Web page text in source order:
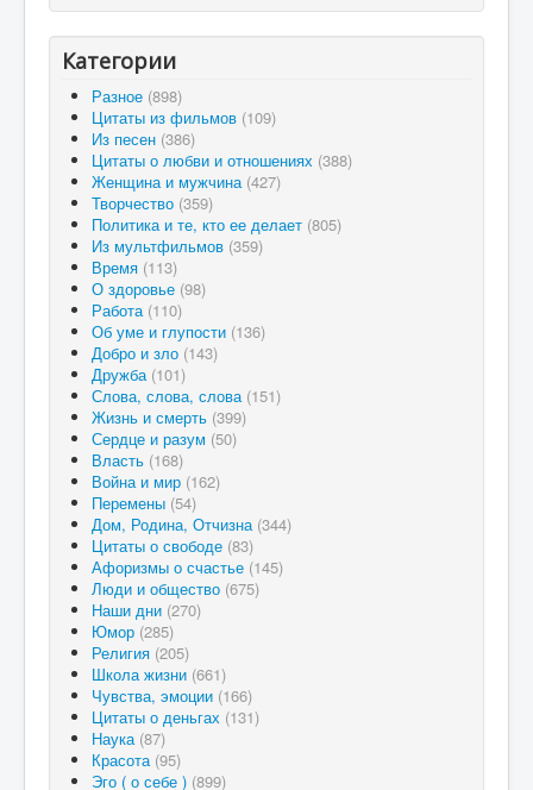
Категории
Разное (898)
Цитаты из фильмов (109)
Из песен (386)
Цитаты о любви и отношениях (388)
Женщина и мужчина (427)
Творчество (359)
Политика и те, кто ее делает (805)
Из мультфильмов (359)
Время (113)
О здоровье (98)
Работа (110)
Об уме и глупости (136)
Добро и зло (143)
Дружба (101)
Слова, слова, слова (151)
Жизнь и смерть (399)
Сердце и разум (50)
Власть (168)
Война и мир (162)
Перемены (54)
Дом, Родина, Отчизна (344)
Цитаты о свободе (83)
Афоризмы о счастье (145)
Люди и общество (675)
Наши дни (270)
Юмор (285)
Религия (205)
Школа жизни (661)
Чувства, эмоции (166)
Цитаты о деньгах (131)
Наука (87)
Красота (95)
Эго ( о себе ) (899)